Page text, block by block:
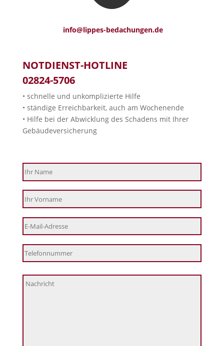
info@lippes-bedachungen.de
NOTDIENST-HOTLINE
02824-5706
• schnelle und unkomplizierte Hilfe
• ständige Erreichbarkeit, auch am Wochenende
• Hilfe bei der Abwicklung des Schadens mit Ihrer
Gebäudeversicherung